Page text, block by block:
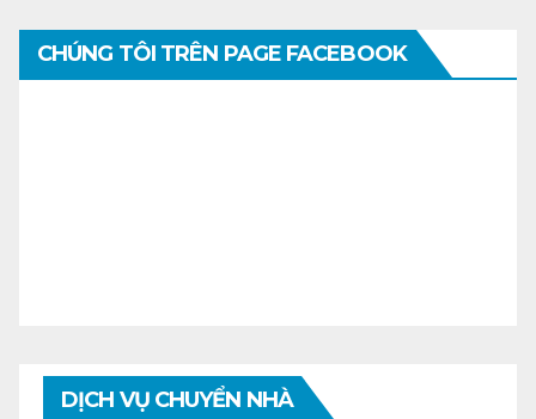
CHÚNG TÔI TRÊN PAGE FACEBOOK
DỊCH VỤ CHUYỂN NHÀ